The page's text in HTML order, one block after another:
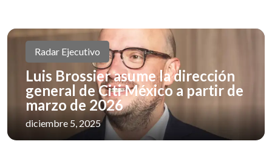
Radar Ejecutivo
Luis Brossier asume la dirección
general de Citi México a partir de
marzo de 2026
diciembre 5, 2025